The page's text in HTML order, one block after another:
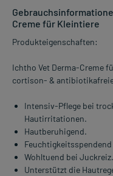
Creme für Kleintiere
Produkteigenschaften:
Ichtho Vet Derma-Creme
cortison- &
Intensiv-Pflege bei
Hautirritationen.
Hautberuhigend.
Wohltuend bei Juckreiz.
Unterstützt die